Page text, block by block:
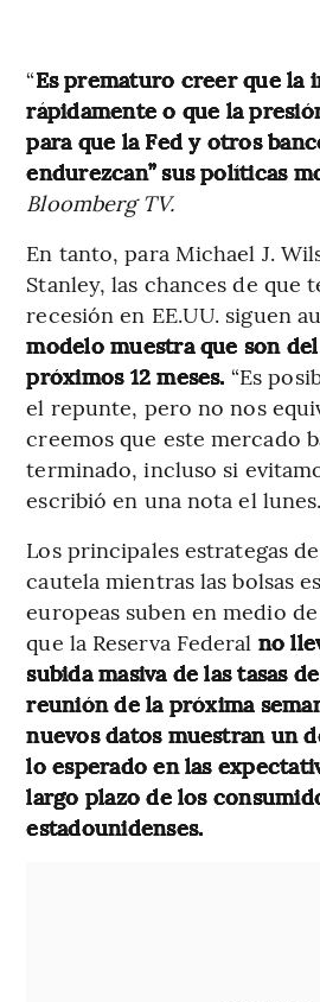
“Es prematuro creer que la
rápidamente o que la
para que la Fed y otros
endurezcan” sus políticas
Bloomberg TV.
En tanto, para Michael J.
Stanley, las chances de que
recesión en EE.UU. siguen
modelo muestra que son
próximos 12 meses. “Es
el repunte, pero no nos
creemos que este mercado
terminado, incluso si
escribió en una nota el lunes.
Los principales estrategas
cautela mientras las bolsas
europeas suben en medio
que la Reserva Federal no
subida masiva de las tasas
reunión de la próxima
nuevos datos muestran un
lo esperado en las
largo plazo de los
estadounidenses.